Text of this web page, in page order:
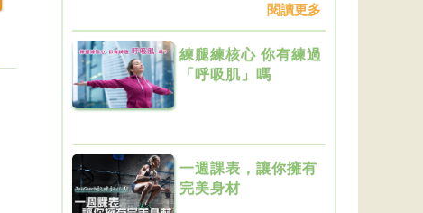
閱讀更多
練腿練核心 你有練過
「呼吸肌」嗎
一週課表，讓你擁有
完美身材